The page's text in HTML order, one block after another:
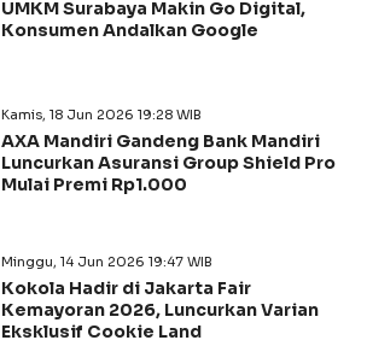
UMKM Surabaya Makin Go Digital,
Konsumen Andalkan Google
Kamis, 18 Jun 2026 19:28 WIB
AXA Mandiri Gandeng Bank Mandiri
Luncurkan Asuransi Group Shield Pro
Mulai Premi Rp1.000
Minggu, 14 Jun 2026 19:47 WIB
Kokola Hadir di Jakarta Fair
Kemayoran 2026, Luncurkan Varian
Eksklusif Cookie Land